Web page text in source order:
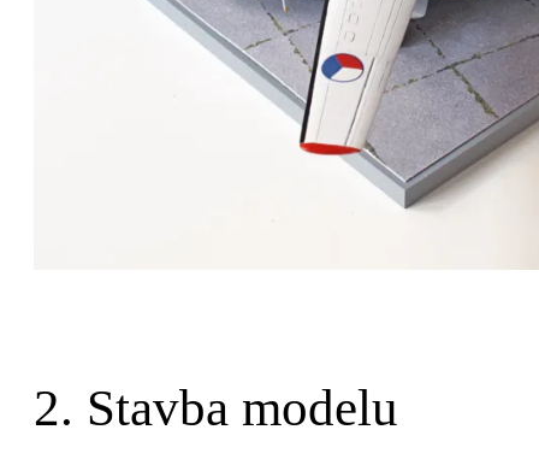
2. Stavba modelu